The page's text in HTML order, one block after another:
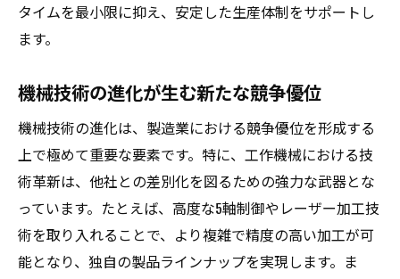
タイムを最小限に抑え、安定した生産体制をサポートし
ます。
機械技術の進化が生む新たな競争優位
機械技術の進化は、製造業における競争優位を形成する
上で極めて重要な要素です。特に、工作機械における技
術革新は、他社との差別化を図るための強力な武器とな
っています。たとえば、高度な5軸制御やレーザー加工技
術を取り入れることで、より複雑で精度の高い加工が可
能となり、独自の製品ラインナップを実現します。ま